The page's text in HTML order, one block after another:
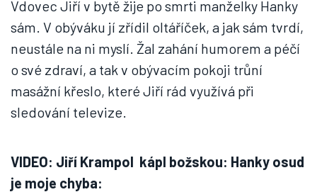
Vdovec Jiří v bytě žije po smrti manželky Hanky
sám. V obýváku jí zřídil oltáříček, a jak sám tvrdí,
neustále na ni myslí. Žal zahání humorem a péčí
o své zdraví, a tak v obývacím pokoji trůní
masážní křeslo, které Jiří rád využívá při
sledování televize.
VIDEO: Jiří Krampol kápl božskou: Hanky osud
je moje chyba: